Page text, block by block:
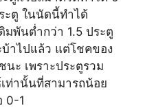
ะตู ในนัดนี้ทำได้
มพันต่ำกว่า 1.5 ประตู
าไปแล้ว แต่โชคของ
ะ เพราะประตูรวม
ท่านั้นที่สามารถน้อย
0-1